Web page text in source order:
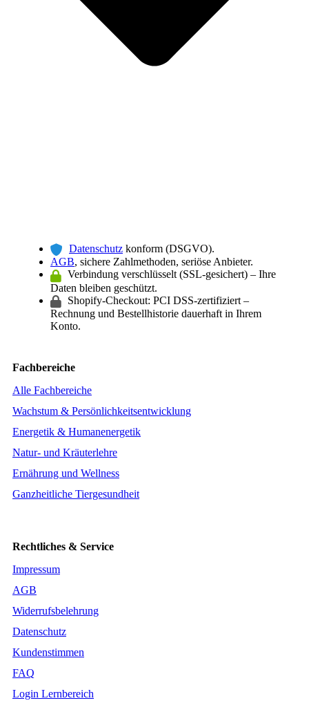
Datenschutz konform (DSGVO).
AGB, sichere Zahlmethoden, seriöse Anbieter.
Verbindung verschlüsselt (SSL-gesichert) – Ihre
Daten bleiben geschützt.
Shopify-Checkout: PCI DSS-zertifiziert –
Rechnung und Bestellhistorie dauerhaft in Ihrem
Konto.
Fachbereiche
Alle Fachbereiche
Wachstum & Persönlichkeitsentwicklung
Energetik & Humanenergetik
Natur- und Kräuterlehre
Ernährung und Wellness
Ganzheitliche Tiergesundheit
Rechtliches & Service
Impressum
AGB
Widerrufsbelehrung
Datenschutz
Kundenstimmen
FAQ
Login Lernbereich